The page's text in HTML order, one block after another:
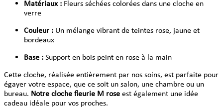
Matériaux : Fleurs séchées colorées dans une cloche en
verre
Couleur : Un mélange vibrant de teintes rose, jaune et
bordeaux
Base : Support en bois peint en rose à la main
Cette cloche, réalisée entièrement par nos soins, est parfaite pour
égayer votre espace, que ce soit un salon, une chambre ou un
bureau. Notre cloche fleurie M rose est également une idée
cadeau idéale pour vos proches.